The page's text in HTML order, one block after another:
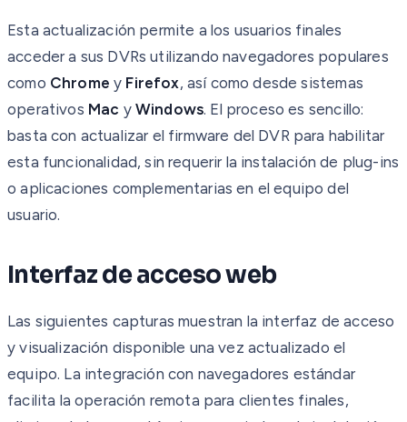
Esta actualización permite a los usuarios finales
acceder a sus DVRs utilizando navegadores populares
como Chrome y Firefox, así como desde sistemas
operativos Mac y Windows. El proceso es sencillo:
basta con actualizar el firmware del DVR para habilitar
esta funcionalidad, sin requerir la instalación de plug-ins
o aplicaciones complementarias en el equipo del
usuario.
Interfaz de acceso web
Las siguientes capturas muestran la interfaz de acceso
y visualización disponible una vez actualizado el
equipo. La integración con navegadores estándar
facilita la operación remota para clientes finales,